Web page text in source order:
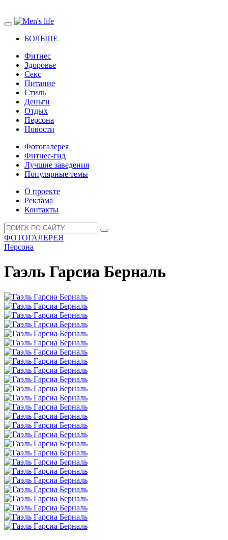
БОЛЬШЕ
Фитнес
Здоровье
Секс
Питание
Стиль
Деньги
Отдых
Персона
Новости
Фотогалерея
Фитнес-гид
Лучшие заведения
Популярные темы
О проекте
Реклама
Контакты
ФОТОГАЛЕРЕЯ
Персона
Гаэль Гарсиа Берналь